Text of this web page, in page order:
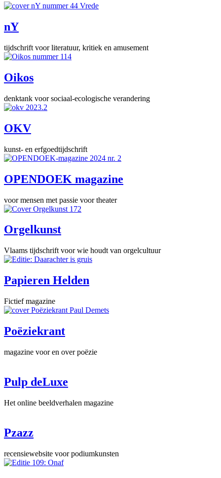
nY
tijdschrift voor literatuur, kritiek en amusement
Oikos
denktank voor sociaal-ecologische verandering
OKV
kunst- en erfgoedtijdschrift
OPENDOEK magazine
voor mensen met passie voor theater
Orgelkunst
Vlaams tijdschrift voor wie houdt van orgelcultuur
Papieren Helden
Fictief magazine
Poëziekrant
magazine voor en over poëzie
Pulp deLuxe
Het online beeldverhalen magazine
Pzazz
recensiewebsite voor podiumkunsten